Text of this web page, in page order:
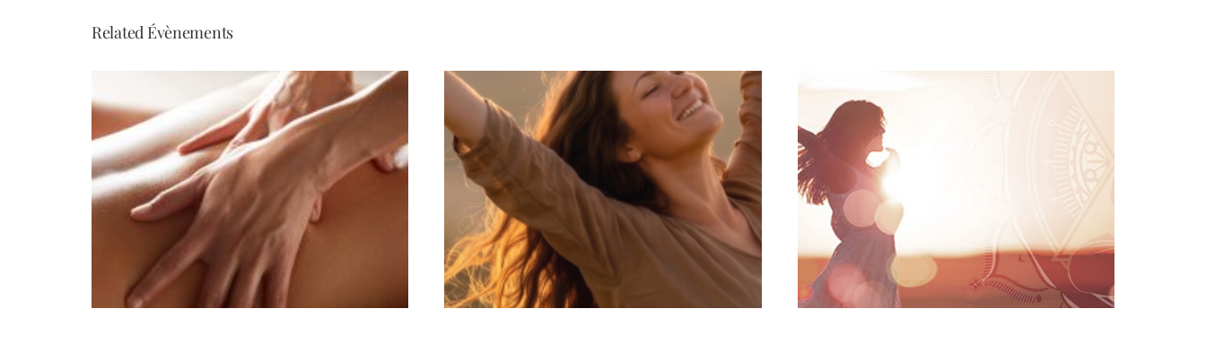
Related Évènements